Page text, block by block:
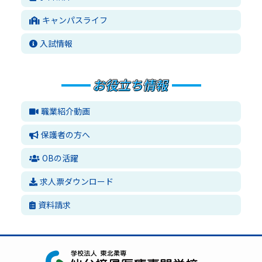
キャンパスライフ
入試情報
職業紹介動画
保護者の方へ
OBの活躍
求人票ダウンロード
資料請求